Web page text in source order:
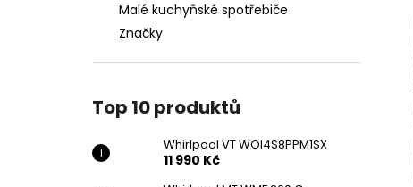
Malé kuchyňské spotřebiče
Značky
Top 10 produktů
Whirlpool VT WOI4S8PPM1SX
11 990 Kč